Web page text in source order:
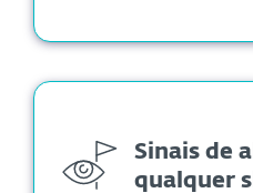
Sinais de
qualquer